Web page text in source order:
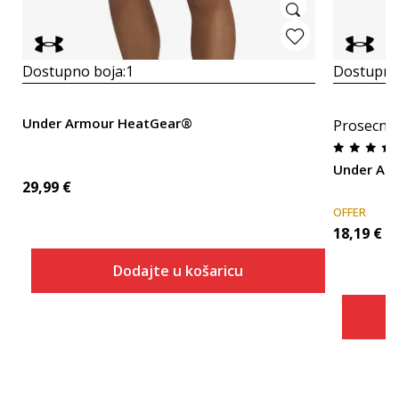
Dostupno boja:1
Under Armour HeatGear®
29,99 €
Dodajte u košaricu
Under
OFFER
18,19 €